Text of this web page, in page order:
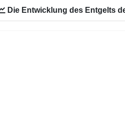
Die Entwicklung des Entgelts